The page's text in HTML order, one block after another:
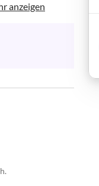
anzeigen